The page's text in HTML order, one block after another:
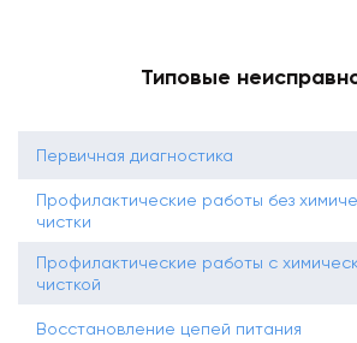
Типовые
Первичная диагностика
Профилактические работы без
чистки
Профилактические работы с
чисткой
Восстановление цепей питания